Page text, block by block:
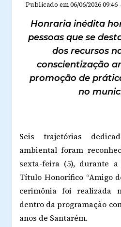
Publicado em06/06/2026 09:46 -
Honraria inédita
pessoas que se
dos recursos
conscientização
promoção de
no
Seis trajetórias
ambiental foram
sexta-feira (5), durante
Título Honorífico “Amigo
cerimônia foi realizada
dentro da programação
anos de Santarém.